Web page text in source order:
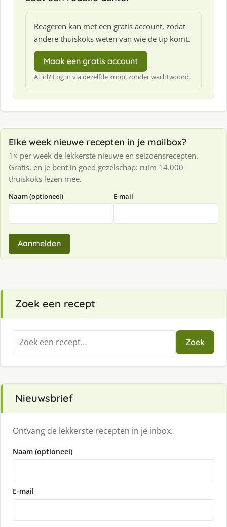
Reageren kan met een gratis account, zodat
andere thuiskoks weten van wie de tip komt.
Maak een gratis account
Al lid? Log in via dezelfde knop, zonder wachtwoord.
Elke week nieuwe recepten in je mailbox?
1× per week de lekkerste nieuwe en seizoensrecepten.
Gratis, en je bent in goed gezelschap: ruim 14.000
thuiskoks lezen mee.
Naam (optioneel) E-mail
Aanmelden
Zoek een recept
Zoeken
naar:
Zoek
Nieuwsbrief
Ontvang de lekkerste recepten in je inbox.
Naam (optioneel)
E-mail